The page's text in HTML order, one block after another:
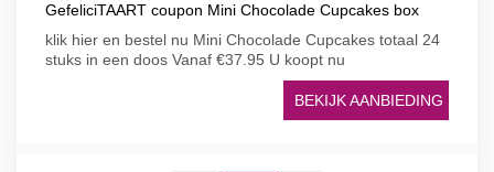
GefeliciTAART coupon Mini Chocolade Cupcakes box
klik hier en bestel nu Mini Chocolade Cupcakes totaal 24
stuks in een doos Vanaf €37.95 U koopt nu
BEKIJK AANBIEDING